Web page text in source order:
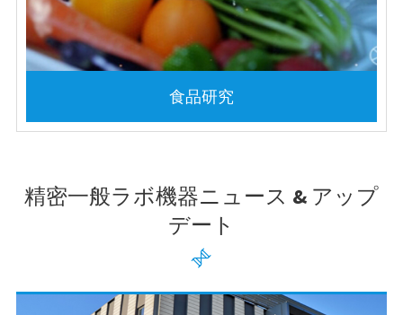
食品研究
精密一般ラボ機器ニュース & アップ
デート
